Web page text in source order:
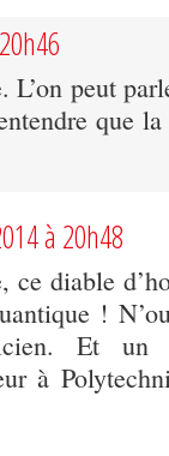
L’on peut
que
à 20h48
diable
!
Et un
à